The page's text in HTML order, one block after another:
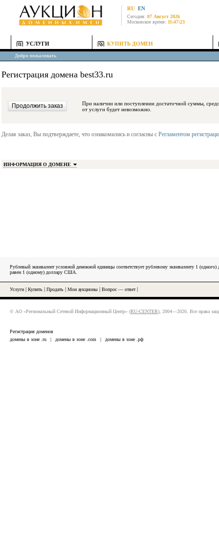
RU EN
Сегодня: 07 Август 2026
Московское время: 11:47:23
УСЛУГИ КУПИТЬ ДОМЕН
Добро пожаловать
Регистрация домена best33.ru
При наличии или поступлении достаточной суммы, средства будут
от услуги будет невозможно.
Делая заказ, Вы подтверждаете, что ознакомились и согласны с Регламентом
ИНФОРМАЦИЯ О ДОМЕНЕ
Рублевый эквивалент условной денежной единицы соответствует рублевому эквиваленту 1
равен 1 (одному) доллару США.
Услуги Купить Продать Мои аукционы Вопрос — ответ|
© АО «Региональный Сетевой Информационный Центр» (RU-CENTER), 2004—2026. Все права
Регистрация доменов
домены в зоне .ru
| домены в зоне .com | домены в зоне .рф